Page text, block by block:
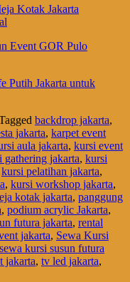
Kotak Jakarta
Event GOR Pulo
Putih Jakarta untuk
backdrop jakarta,
jakarta, karpet event
aula jakarta, kursi event
gathering jakarta, kursi
kursi pelatihan jakarta,
, kursi workshop jakarta,
kotak jakarta, panggung
, podium acrylic Jakarta,
futura jakarta, rental
jakarta, Sewa Kursi
sewa kursi susun futura
jakarta, tv led jakarta,